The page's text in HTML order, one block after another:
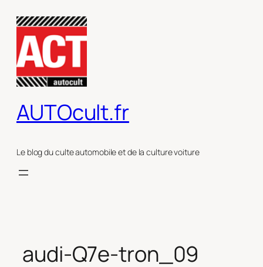
contenu
AUTOcult.fr
Le blog du culte automobile et de la culture voiture
audi-Q7e-tron_09